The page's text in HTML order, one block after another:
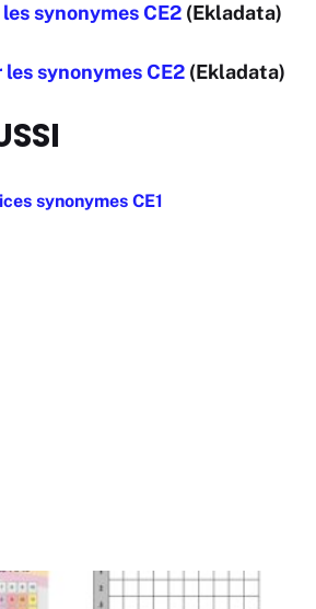
synonymes CE2 (Ekladata)
synonymes CE2 (Ekladata)
synonymes CE1